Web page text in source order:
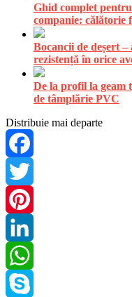
Ghid complet
companie: călătorie
Bocancii de deșert
rezistență în orice
De la profil la geam
de tâmplărie PVC
Distribuie mai departe
Facebook
Twitter
Pinterest
LinkedIn
WhatsApp